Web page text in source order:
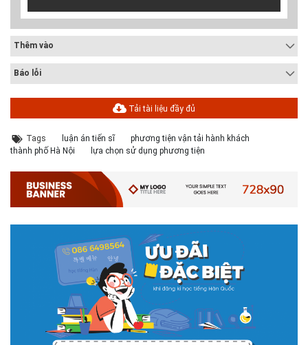
Thêm vào
Báo lỗi
Tải tài liệu đầy đủ
Tags luận án tiến sĩ
phương tiện vận tải hành khách
thành phố Hà Nội
lựa chọn sử dụng phương tiện
# 05.04.2025 | 17:16
Tuyển sinh 2025, Khoa kỹ thuật hạ tầng và môi trường đô thị
- Đại học Kiến trúc...
Thông tin tuyển sinh đại học 2025 Khoa kỹ thuật hạ tầng và môi trường
đô thị - Đại học Kiến trúc Hà Nội Tuyển sinh đại học với 280 chỉ tiêu, thời
gian đào tạo 4,5 năm